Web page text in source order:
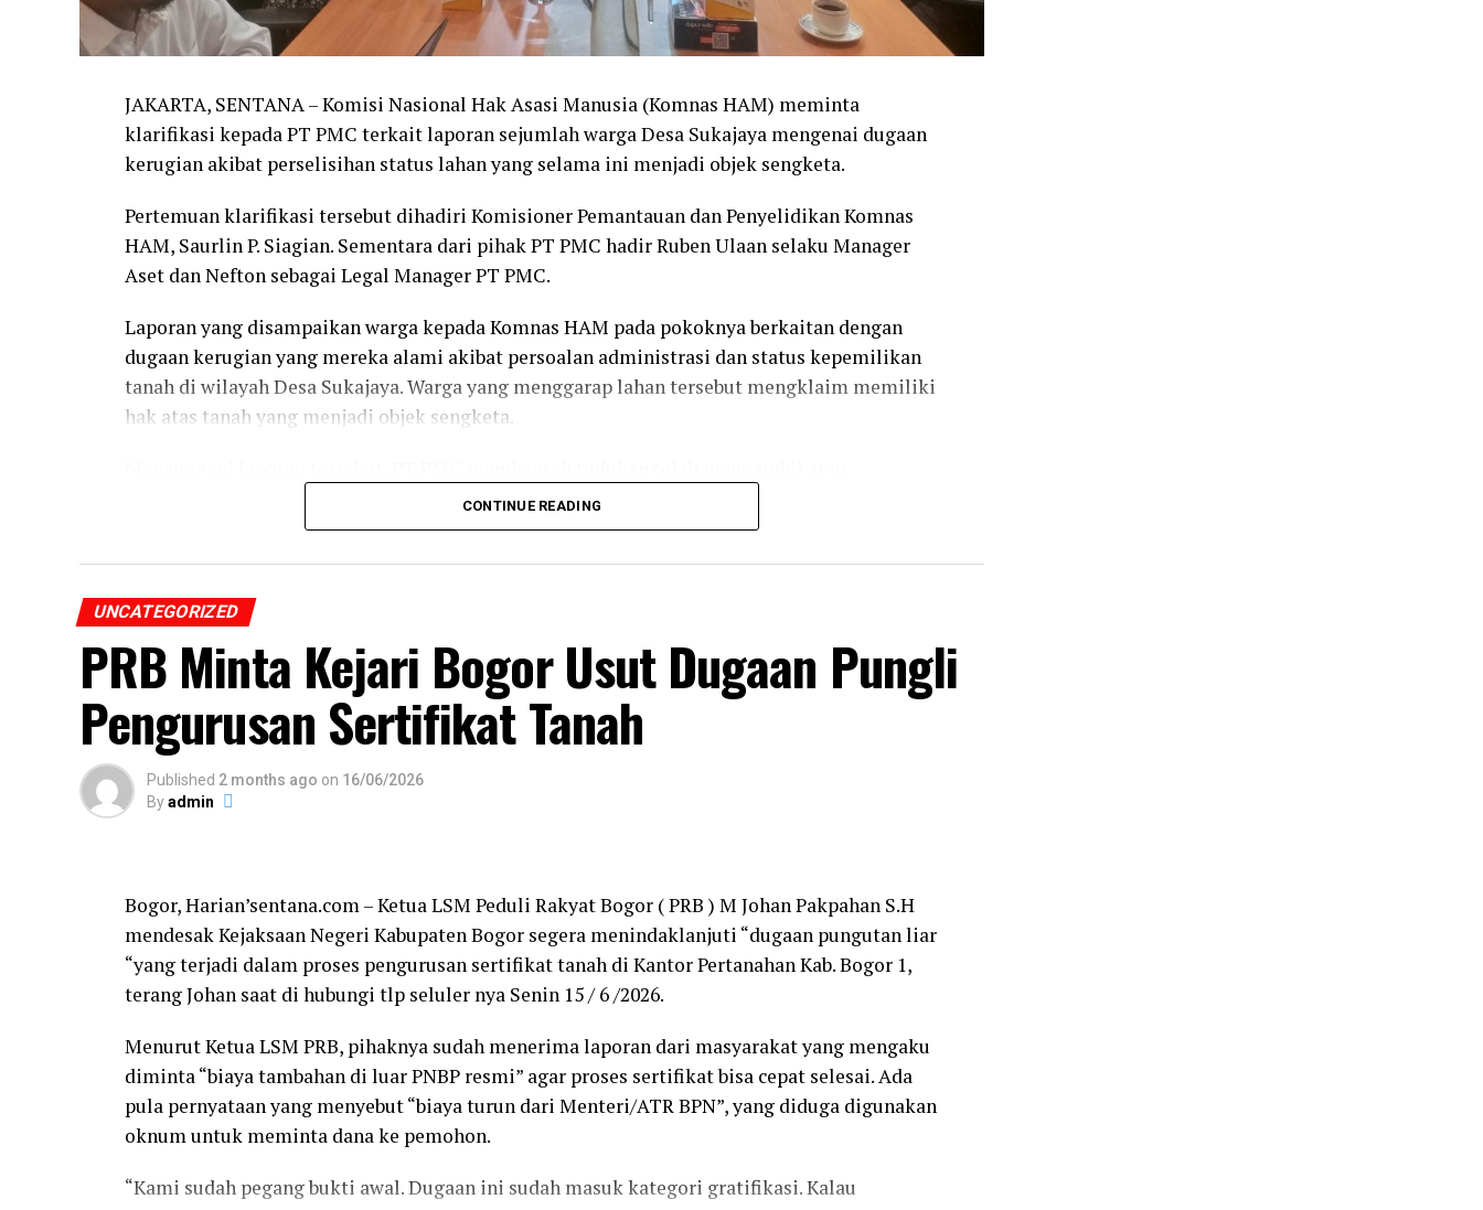
JAKARTA, SENTANA – Komisi Nasional Hak Asasi Manusia (Komnas HAM) meminta
klarifikasi kepada PT PMC terkait laporan sejumlah warga Desa Sukajaya mengenai dugaan
kerugian akibat perselisihan status lahan yang selama ini menjadi objek sengketa.
Pertemuan klarifikasi tersebut dihadiri Komisioner Pemantauan dan Penyelidikan Komnas
HAM, Saurlin P. Siagian. Sementara dari pihak PT PMC hadir Ruben Ulaan selaku Manager
Aset dan Nefton sebagai Legal Manager PT PMC.
Laporan yang disampaikan warga kepada Komnas HAM pada pokoknya berkaitan dengan
dugaan kerugian yang mereka alami akibat persoalan administrasi dan status kepemilikan
tanah di wilayah Desa Sukajaya. Warga yang menggarap lahan tersebut mengklaim memiliki
hak atas tanah yang menjadi objek sengketa.
menguasai lahan garapan milik warga. Menurut PT PMC, seluruh aktivitas perusahaan
dilakukan di atas tanah yang memiliki dasar hukum berupa Sertifikat Hak Guna Bangunan
(SHGB) yang diterbitkan oleh Badan Pertanahan Nasional (BPN) sejak tahun 1997.
“Pada prinsipnya PT PMC tidak pernah mengambil tanah yang digarap warga. Perusahaan
diterbitkan BPN sejak tahun 1997,” ujar Ruben Ulaan dalam pertemuan tersebut.
Dalam kesempatan itu, Komnas HAM meminta agar PT PMC untuk sementara waktu tidak
melakukan kegiatan pada lahan seluas sekitar 7,2 hektare yang saat ini diklaim oleh warga
penggarap, sambil menunggu perkembangan lebih lanjut terkait penyelesaian persoalan
tersebut.
melakukan penelusuran secara menyeluruh terhadap berbagai pihak yang diduga terlibat
dalam konflik pertanahan di Desa Sukajaya.
Menurut Ruben Ulaan, di wilayah tersebut terdapat pihak-pihak yang diduga berperan
sebagai mafia tanah atau broker (biong) yang diduga memengaruhi dan mengajak warga
untuk melakukan perlawanan terhadap PT PMC.
“Kami berharap Komnas HAM juga menginvestigasi keberadaan pihak-pihak yang diduga
menjadi mafia tanah atau broker yang diduga memanfaatkan masyarakat dalam persoalan
ini. Persoalan ini tidak boleh hanya dilihat dari klaim penggarapan semata, tetapi juga harus
memperhatikan aspek legalitas hak atas tanah,” kata Ruben.
CONTINUE READING
UNCATEGORIZED
PRB Minta Kejari Bogor Usut Dugaan Pungli
Pengurusan Sertifikat Tanah
Published 2 months ago on 16/06/2026
Byadmin
Bogor, Harian’sentana.com – Ketua LSM Peduli Rakyat Bogor ( PRB ) M Johan Pakpahan S.H
mendesak Kejaksaan Negeri Kabupaten Bogor segera menindaklanjuti “dugaan pungutan liar
“yang terjadi dalam proses pengurusan sertifikat tanah di Kantor Pertanahan Kab. Bogor 1,
terang Johan saat di hubungi tlp seluler nya Senin 15 / 6 /2026.
Menurut Ketua LSM PRB, pihaknya sudah menerima laporan dari masyarakat yang mengaku
diminta “biaya tambahan di luar PNBP resmi” agar proses sertifikat bisa cepat selesai. Ada
pula pernyataan yang menyebut “biaya turun dari Menteri/ATR BPN”, yang diduga digunakan
oknum untuk meminta dana ke pemohon.
“Kami sudah pegang bukti awal. Dugaan ini sudah masuk kategori gratifikasi. Kalau